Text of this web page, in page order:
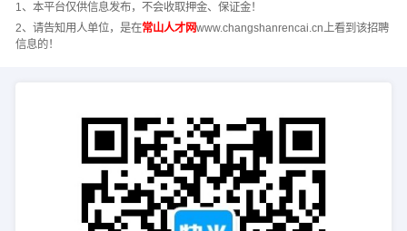
1、本平台仅供信息发布，不会收取押金、保证金！
2、请告知用人单位，是在常山人才网www.changshanrencai.cn上看到该招聘
信息的！